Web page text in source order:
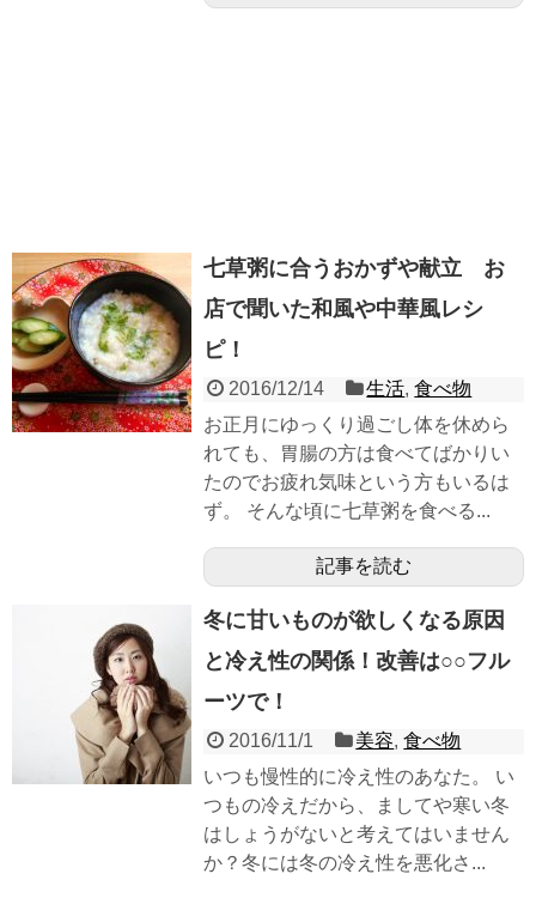
七草粥に合うおかずや献立 お
店で聞いた和風や中華風レシ
ピ！
2016/12/14 生活,食べ物
お正月にゆっくり過ごし体を休めら
れても、胃腸の方は食べてばかりい
たのでお疲れ気味という方もいるは
ず。 そんな頃に七草粥を食べる...
記事を読む
冬に甘いものが欲しくなる原因
と冷え性の関係！改善は○○フル
ーツで！
2016/11/1 美容,食べ物
いつも慢性的に冷え性のあなた。 い
つもの冷えだから、ましてや寒い冬
はしょうがないと考えてはいません
か？冬には冬の冷え性を悪化さ...